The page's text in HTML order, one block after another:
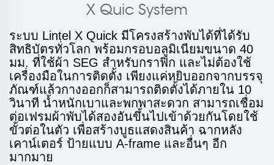
X Quic System
ระบบ Lintel X Quick มีโครงสร้างพับได้ที่ได้รับ
สิทธิบัตรทั่วโลก พร้อมกรอบอลูมิเนียมขนาด 40
มม. ที่ใช้ผ้า SEG สำหรับกราฟิก และไม่ต้องใช้
เครื่องมือในการติดตั้ง เพียงแค่หยิบออกจากบรรจุ
ภัณฑ์แล้วกางออกก็สามารถติดตั้งได้ภายใน 10
วินาที น้ำหนักเบาและพกพาสะดวก สามารถเชื่อม
ต่อเฟรมผ้าพับได้สองอันขึ้นไปเข้าด้วยกันโดยใช้
ขั้วต่อในตัว เพื่อสร้างบูธแสดงสินค้า ฉากหลัง
เคาน์เตอร์ ป้ายแบบ A-frame และอื่นๆ อีก
มากมาย